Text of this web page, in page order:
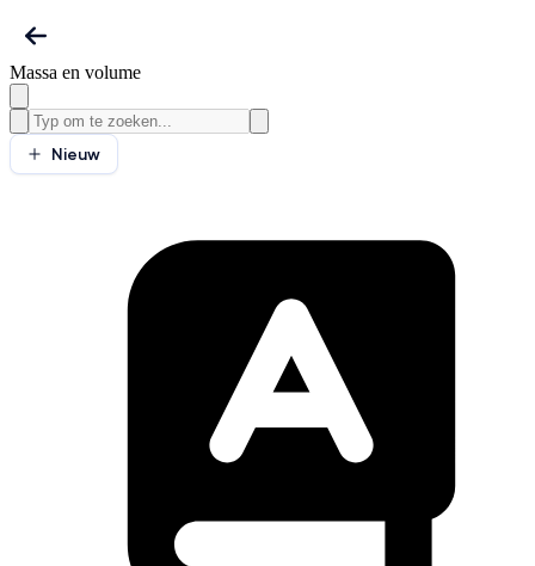
Massa en volume
Nieuw